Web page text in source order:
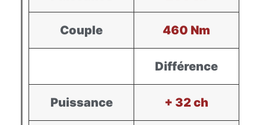
Couple 460 Nm
Différence
Puissance + 32 ch